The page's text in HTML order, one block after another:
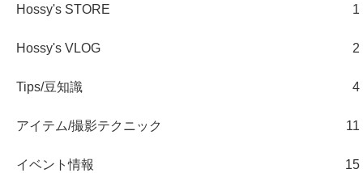
Hossy's STORE 1
Hossy's VLOG 2
Tips/豆知識 4
アイテム/撮影テクニック 11
イベント情報 15